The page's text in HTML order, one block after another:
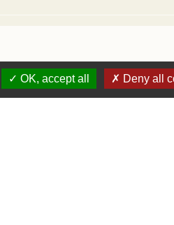
OK, accept all Deny all